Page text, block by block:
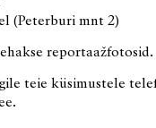
(Peterburi mnt 2)
reportaažfotosid.
teie küsimustele